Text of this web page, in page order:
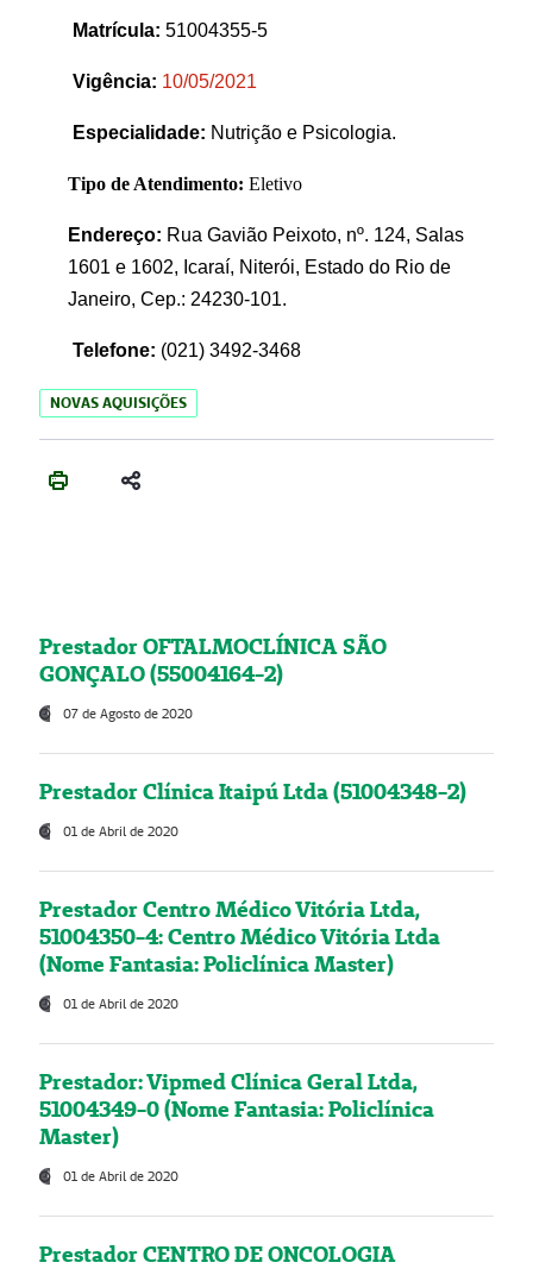
Matrícula: 51004355-5
Vigência: 10/05/2021
Especialidade: Nutrição e Psicologia.
Tipo de Atendimento: Eletivo
Endereço: Rua Gavião Peixoto, nº. 124, Salas
1601 e 1602, Icaraí, Niterói, Estado do Rio de
Janeiro, Cep.: 24230-101.
Telefone: (021) 3492-3468
NOVAS AQUISIÇÕES
Prestador OFTALMOCLÍNICA SÃO
GONÇALO (55004164-2)
07 de Agosto de 2020
Prestador Clínica Itaipú Ltda (51004348-2)
01 de Abril de 2020
Prestador Centro Médico Vitória Ltda,
51004350-4: Centro Médico Vitória Ltda
(Nome Fantasia: Policlínica Master)
01 de Abril de 2020
Prestador: Vipmed Clínica Geral Ltda,
51004349-0 (Nome Fantasia: Policlínica
Master)
01 de Abril de 2020
Prestador CENTRO DE ONCOLOGIA